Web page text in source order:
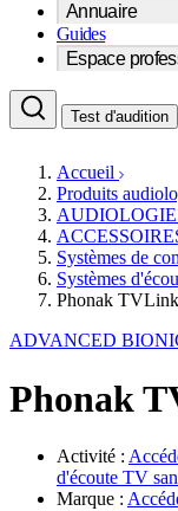
Annuaire
Trouvez un
Centre
Écoles
Guides
Espace
Acteurs et
Services
Produits
Ressources
Actualités
Test d'audition
Accueil
Produits
AUDIOLOGIE
Systèmes de
Systèmes
Phonak
ADVANCED
Phonak
Activité :
d'écoute TV
Marque :